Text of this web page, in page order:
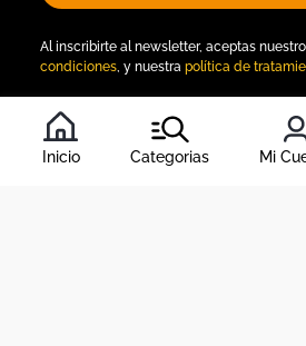
Inicio Categorias Mi
Al inscribirte al newsletter, aceptas
condiciones, y nuestra política de